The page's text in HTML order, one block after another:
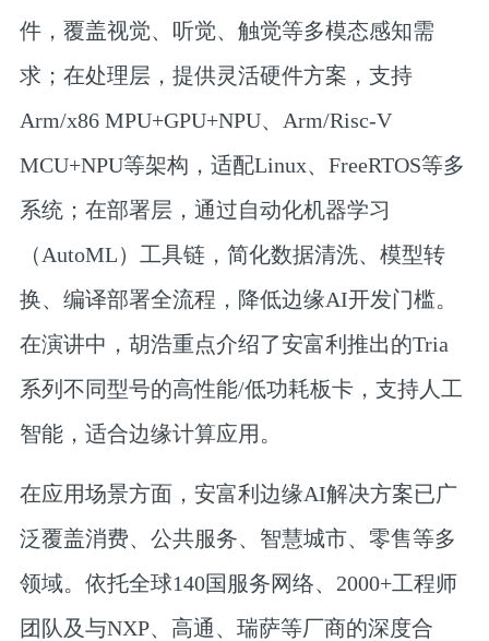
件，覆盖视觉、听觉、触觉等多模态感知需
求；在处理层，提供灵活硬件方案，支持
Arm/x86 MPU+GPU+NPU、Arm/Risc-V
MCU+NPU等架构，适配Linux、FreeRTOS等多
系统；在部署层，通过自动化机器学习
（AutoML）工具链，简化数据清洗、模型转
换、编译部署全流程，降低边缘AI开发门槛。
在演讲中，胡浩重点介绍了安富利推出的Tria
系列不同型号的高性能/低功耗板卡，支持人工
智能，适合边缘计算应用。
在应用场景方面，安富利边缘AI解决方案已广
泛覆盖消费、公共服务、智慧城市、零售等多
领域。依托全球140国服务网络、2000+工程师
团队及与NXP、高通、瑞萨等厂商的深度合